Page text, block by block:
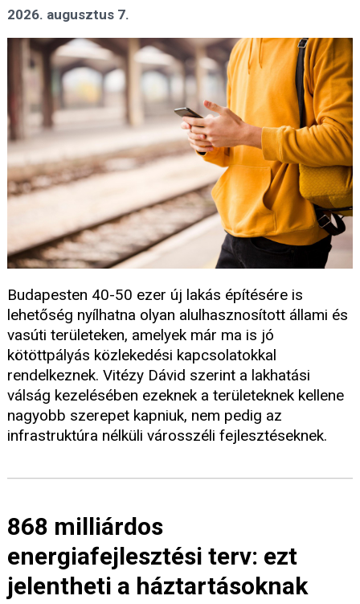
2026. augusztus 7.
Budapesten 40-50 ezer új lakás építésére is
lehetőség nyílhatna olyan alulhasznosított állami és
vasúti területeken, amelyek már ma is jó
kötöttpályás közlekedési kapcsolatokkal
rendelkeznek. Vitézy Dávid szerint a lakhatási
válság kezelésében ezeknek a területeknek kellene
nagyobb szerepet kapniuk, nem pedig az
infrastruktúra nélküli városszéli fejlesztéseknek.
868 milliárdos
energiafejlesztési terv: ezt
jelentheti a háztartásoknak